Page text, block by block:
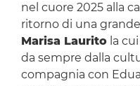
nel cuore 2025 alla
ritorno di una
Marisa Lauritola cui
da sempre dalla
compagnia con